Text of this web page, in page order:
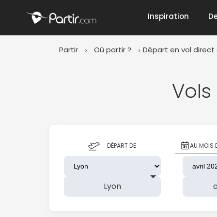
Inspiration
Partir Où partir ? Départ en vol direct
DÉPART DE
Lyon
AU MOIS
Janvier
Octobre
✨ Envies